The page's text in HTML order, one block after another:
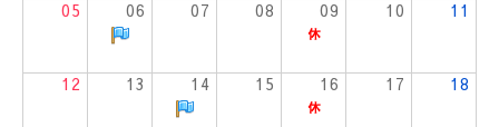
05 06 07 08 09 10 11
12 13 14 15 16 17 18